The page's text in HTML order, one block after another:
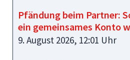
Pfändung beim Partner:
ein gemeinsames Konto
9. August 2026, 12:01 Uhr